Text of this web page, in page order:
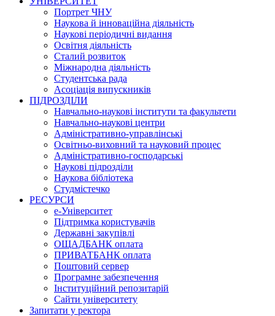
Портрет ЧНУ
Наукова й інноваційна діяльність
Наукові періодичні видання
Освітня діяльність
Сталий розвиток
Міжнародна діяльність
Студентська рада
Асоціація випускників
ПІДРОЗДІЛИ
Навчально-наукові інститути та факультети
Навчально-наукові центри
Адміністративно-управлінські
Освітньо-виховний та науковий процес
Адміністративно-господарські
Наукові підрозділи
Наукова бібліотека
Студмістечко
РЕСУРСИ
е-Університет
Підтримка користувачів
Державні закупівлі
ОЩАДБАНК оплата
ПРИВАТБАНК оплата
Поштовий сервер
Програмне забезпечення
Інституційний репозитарій
Сайти університету
Запитати у ректора